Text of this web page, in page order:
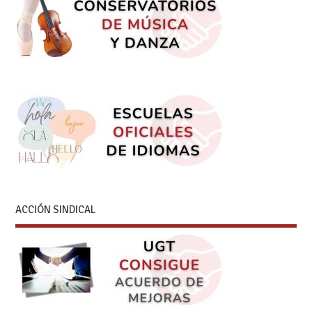
ACCIÓN SINDICAL